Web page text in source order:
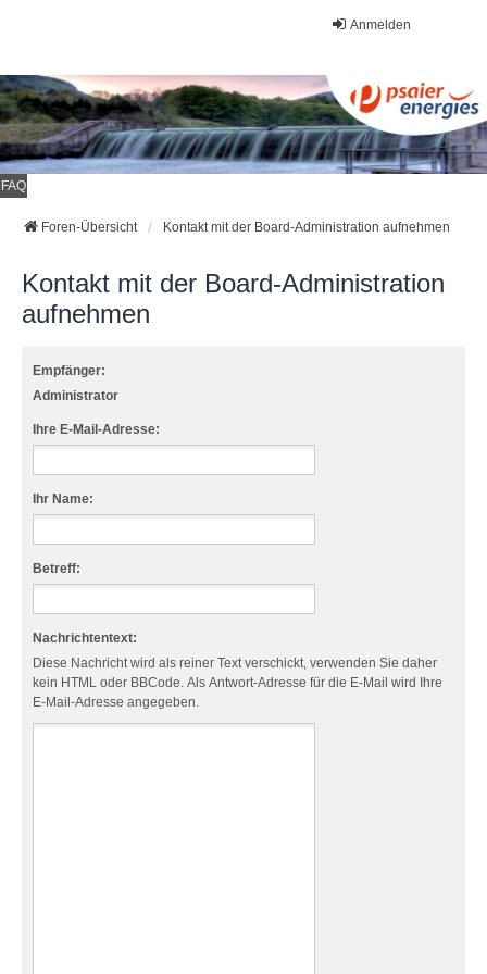
Anmelden
FAQ
Foren-Übersicht Kontakt mit der Board-Administration aufnehmen
Kontakt mit der Board-Administration
aufnehmen
Empfänger:
Administrator
Ihre E-Mail-Adresse:
Ihr Name:
Betreff:
Nachrichtentext:
Diese Nachricht wird als reiner Text verschickt, verwenden Sie daher
kein HTML oder BBCode. Als Antwort-Adresse für die E-Mail wird Ihre
E-Mail-Adresse angegeben.